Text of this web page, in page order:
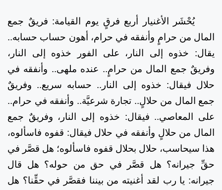
يُحْشَر الأغنيار أربع فرقٍ يوم القيامة: فريقٌ جمع
المال من حرامٍ وأنفقه في حرام، أهون حساب حسابه..
يقال: خذوه إلى النار، على الفور خذوه إلى النار،
وفريقٌ جمع المال من حرامٍ.. عنده ملهى.. وأنفقه في
حلال فيقال: خذوه إلى النار.. حسابه سريع.. وفريقٌ
جمع المال من حلالٍ.. تجارة شرعيَّة.. وأنفقه في حرام..
على المعاصي.. فيقال: خذوه إلى النار، وفريقٌ جمع
المال من حلالٍ وأنفقه في حلال فيقال: قفوه فاسألوه،
هذا سيحاسب، حلال بحلال قفوه فاسألوه؛ هل قصَّر في
حقِّ جيرانه؟ هل قصَّر في حق من حوله؟ هل قال
جيرانه: يا رب لقد أغنيته من بيننا فقصَّر في حقِّنا؟ هل